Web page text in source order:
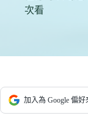
次看
加入為 Google 偏好